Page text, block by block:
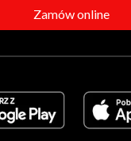
Zamów online